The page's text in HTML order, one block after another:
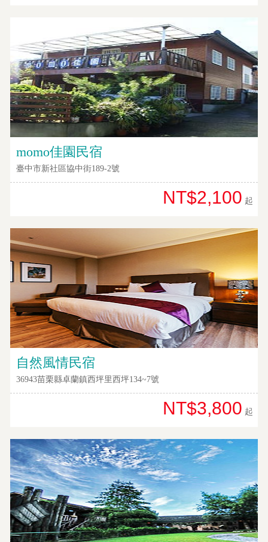
飯
店
合
作
商
合
旅
伴
計
劃
商
品
宣
傳
momo佳園民宿
臺中市新社區協中街189-2號
NT$2,100 起
自然風情民宿
36943苗栗縣卓蘭鎮西坪里西坪134~7號
NT$3,800 起